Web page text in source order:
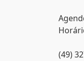
(49)